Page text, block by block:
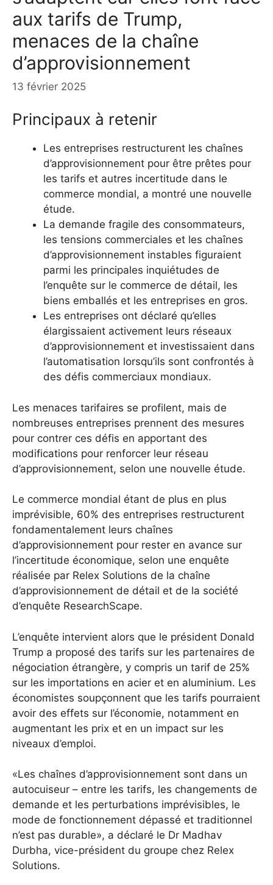
aux tarifs de Trump,
menaces de la chaîne
d’approvisionnement
13 février 2025
Principaux à retenir
Les entreprises restructurent les chaînes
d’approvisionnement pour être prêtes pour
les tarifs et autres incertitude dans le
commerce mondial, a montré une nouvelle
étude.
La demande fragile des consommateurs,
les tensions commerciales et les chaînes
d’approvisionnement instables figuraient
parmi les principales inquiétudes de
l’enquête sur le commerce de détail, les
biens emballés et les entreprises en gros.
Les entreprises ont déclaré qu’elles
élargissaient activement leurs réseaux
d’approvisionnement et investissaient dans
l’automatisation lorsqu’ils sont confrontés à
des défis commerciaux mondiaux.
Les menaces tarifaires se profilent, mais de
nombreuses entreprises prennent des mesures
pour contrer ces défis en apportant des
modifications pour renforcer leur réseau
d’approvisionnement, selon une nouvelle étude.
Le commerce mondial étant de plus en plus
imprévisible, 60% des entreprises restructurent
fondamentalement leurs chaînes
d’approvisionnement pour rester en avance sur
l’incertitude économique, selon une enquête
réalisée par Relex Solutions de la chaîne
d’approvisionnement de détail et de la société
d’enquête ResearchScape.
L’enquête intervient alors que le président Donald
Trump a proposé des tarifs sur les partenaires de
négociation étrangère, y compris un tarif de 25%
sur les importations en acier et en aluminium. Les
économistes soupçonnent que les tarifs pourraient
avoir des effets sur l’économie, notamment en
augmentant les prix et en un impact sur les
niveaux d’emploi.
«Les chaînes d’approvisionnement sont dans un
autocuiseur – entre les tarifs, les changements de
demande et les perturbations imprévisibles, le
mode de fonctionnement dépassé et traditionnel
n’est pas durable», a déclaré le Dr Madhav
Durbha, vice-président du groupe chez Relex
Solutions.